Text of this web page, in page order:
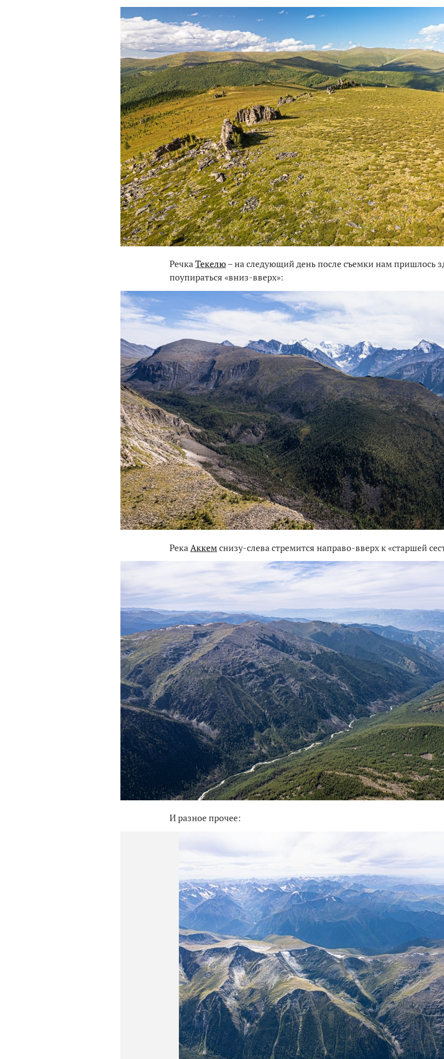
РечкаТекелю– на следующий день после съемки нам пришлось
поупираться «вниз-вверх»:
Река Аккемснизу-слева стремится направо-вверх к «старшей
И разное прочее: